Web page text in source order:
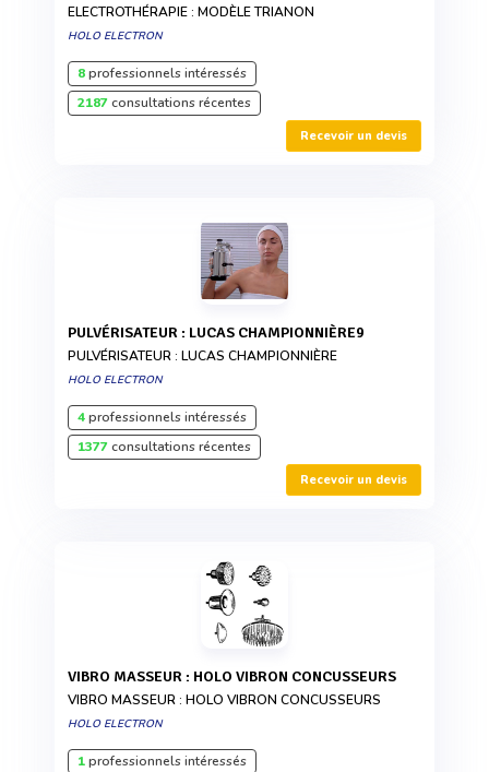
ELECTROTHÉRAPIE : MODÈLE TRIANON
HOLO ELECTRON
8professionnels intéressés
2187consultations récentes
Recevoir un devis
PULVÉRISATEUR : LUCAS CHAMPIONNIÈRE9
PULVÉRISATEUR : LUCAS CHAMPIONNIÈRE
HOLO ELECTRON
4professionnels intéressés
1377consultations récentes
Recevoir un devis
VIBRO MASSEUR : HOLO VIBRON CONCUSSEURS
VIBRO MASSEUR : HOLO VIBRON CONCUSSEURS
HOLO ELECTRON
1professionnels intéressés